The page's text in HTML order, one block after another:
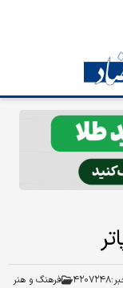
۴۲۰۷۲۴۸ فرهنگ و هنر